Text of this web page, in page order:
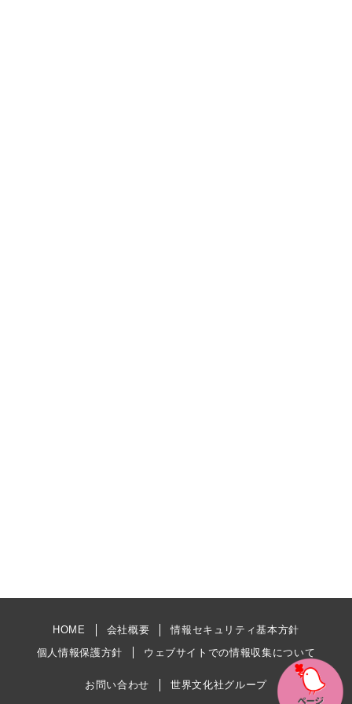
HOME 会社概要
情報セキュリティ基本方針
個人情報保護方針
ウェブサイトでの情報収集について
お問い合わせ 世界文化社グループ